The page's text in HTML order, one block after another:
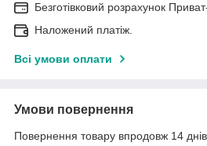
Безготівковий розрахунок
Наложений платіж.
Всі умови оплати
Умови повернення
Повернення товару впродовж 14